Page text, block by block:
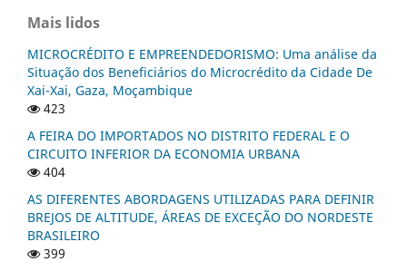
Mais lidos
MICROCRÉDITO E EMPREENDEDORISMO: Uma análise da
Situação dos Beneficiários do Microcrédito da Cidade De
Xai-Xai, Gaza, Moçambique
423
A FEIRA DO IMPORTADOS NO DISTRITO FEDERAL E O
CIRCUITO INFERIOR DA ECONOMIA URBANA
404
AS DIFERENTES ABORDAGENS UTILIZADAS PARA DEFINIR
BREJOS DE ALTITUDE, ÁREAS DE EXCEÇÃO DO NORDESTE
BRASILEIRO
399